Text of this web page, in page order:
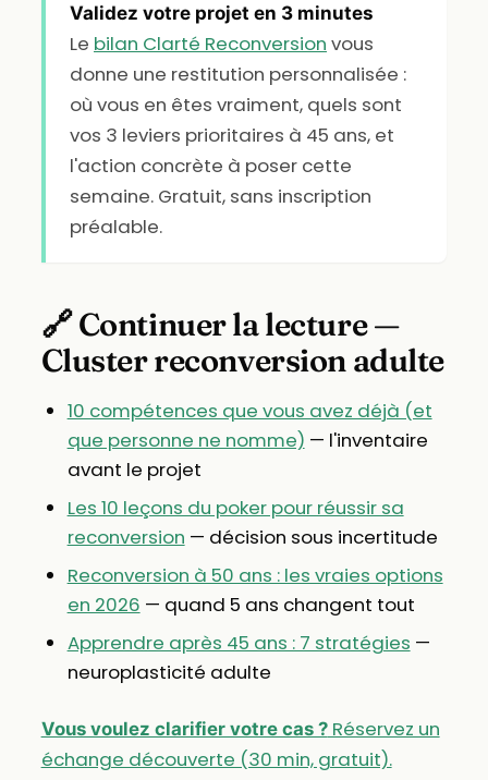
Validez votre projet en 3 minutes
Le bilan Clarté Reconversion vous
donne une restitution personnalisée :
où vous en êtes vraiment, quels sont
vos 3 leviers prioritaires à 45 ans, et
l'action concrète à poser cette
semaine. Gratuit, sans inscription
préalable.
🔗 Continuer la lecture —
Cluster reconversion adulte
10 compétences que vous avez déjà (et
que personne ne nomme) — l'inventaire
avant le projet
Les 10 leçons du poker pour réussir sa
reconversion — décision sous incertitude
Reconversion à 50 ans : les vraies options
en 2026 — quand 5 ans changent tout
Apprendre après 45 ans : 7 stratégies —
neuroplasticité adulte
Vous voulez clarifier votre cas ?Réservez un
échange découverte (30 min, gratuit).